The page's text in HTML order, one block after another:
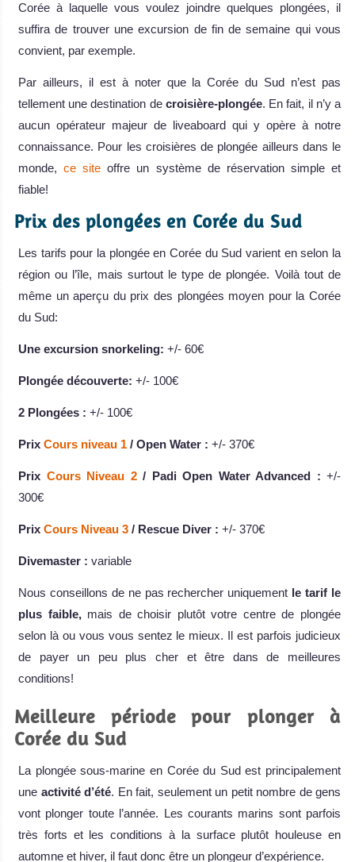
Corée à laquelle vous voulez joindre quelques plongées, il
suffira de trouver une excursion de fin de semaine qui vous
convient, par exemple.
Par ailleurs, il est à noter que la Corée du Sud n’est pas
tellement une destination de croisière-plongée. En fait, il n’y a
aucun opérateur majeur de liveaboard qui y opère à notre
connaissance. Pour les croisières de plongée ailleurs dans le
monde,ce site offre un système de réservation simple et
fiable!
Prix des plongées en Corée du Sud
Les tarifs pour la plongée en Corée du Sud varient en selon la
région ou l’île, mais surtout le type de plongée. Voilà tout de
même un aperçu du prix des plongées moyen pour la Corée
du Sud:
Une excursion snorkeling: +/- 60€
Plongée découverte: +/- 100€
2 Plongées : +/- 100€
Prix Cours niveau 1 / Open Water : +/- 370€
Prix Cours Niveau 2/ Padi Open Water Advanced : +/-
300€
Prix Cours Niveau 3 / Rescue Diver : +/- 370€
Divemaster : variable
Nous conseillons de ne pas rechercher uniquement le tarif le
plus faible,mais de choisir plutôt votre centre de plongée
selon là ou vous vous sentez le mieux. Il est parfois judicieux
de payer un peu plus cher et être dans de meilleures
conditions!
Meilleure période pour plonger à
Corée du Sud
La plongée sous-marine en Corée du Sud est principalement
une activité d’été. En fait, seulement un petit nombre de gens
vont plonger toute l’année. Les courants marins sont parfois
très forts et les conditions à la surface plutôt houleuse en
automne et hiver, il faut donc être un plongeur d’expérience.